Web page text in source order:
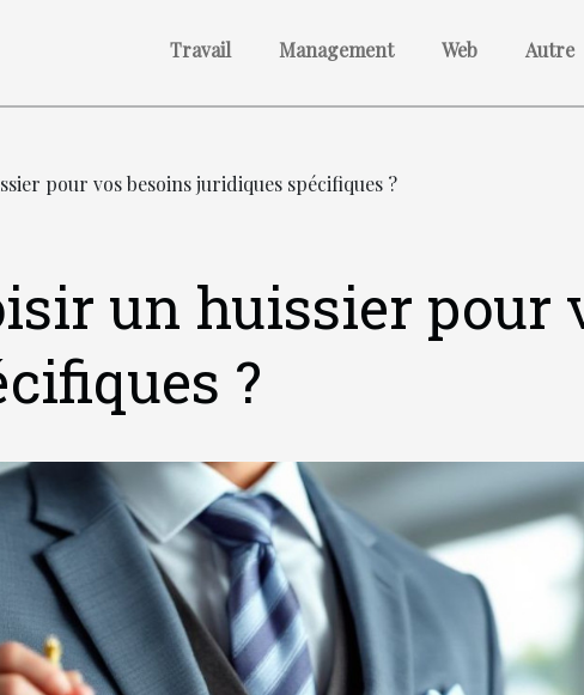
Travail Management Web Autre
pour vos besoins juridiques spécifiques ?
un huissier pour
?